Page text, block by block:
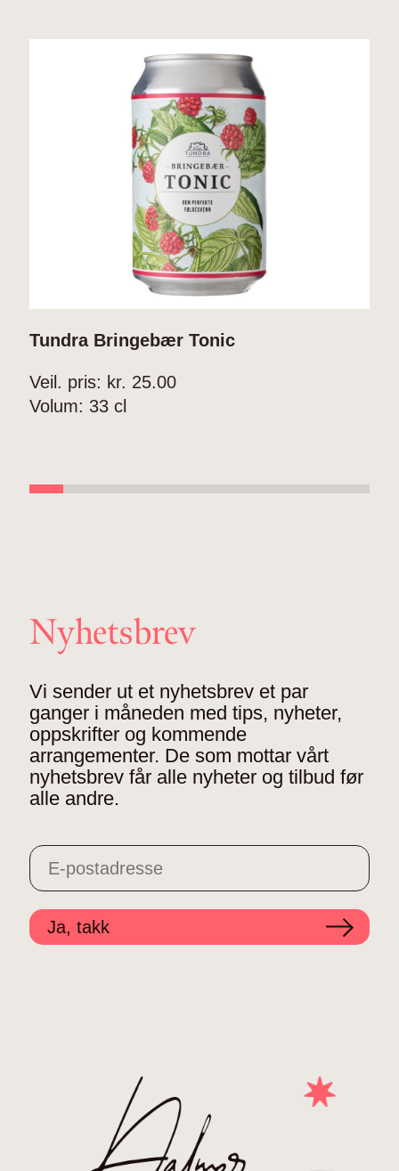
Tundra Bringebær Tonic
Veil. pris: kr. 25.00
Volum: 33 cl
Nyhetsbrev
Vi sender ut et nyhetsbrev et par
ganger i måneden med tips, nyheter,
oppskrifter og kommende
arrangementer. De som mottar vårt
nyhetsbrev får alle nyheter og tilbud før
alle andre.
Ja, takk